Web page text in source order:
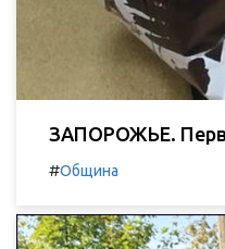
ЗАПОРОЖЬЕ.
#Община